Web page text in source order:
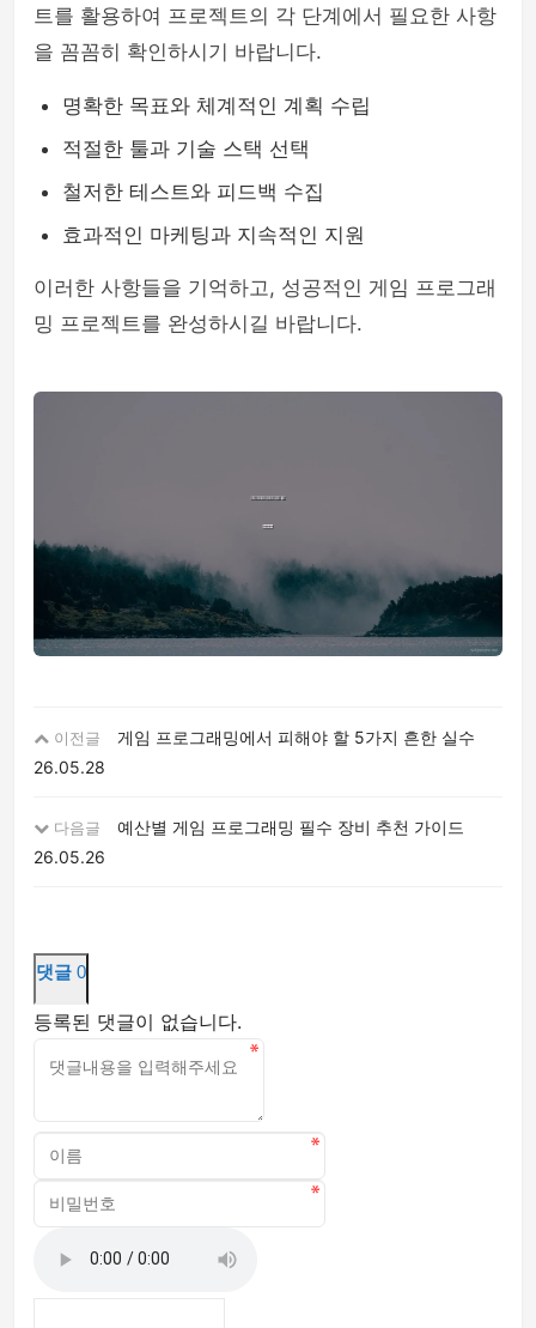
트를 활용하여 프로젝트의 각 단계에서 필요한 사항
을 꼼꼼히 확인하시기 바랍니다.
명확한 목표와 체계적인 계획 수립
적절한 툴과 기술 스택 선택
철저한 테스트와 피드백 수집
효과적인 마케팅과 지속적인 지원
이러한 사항들을 기억하고, 성공적인 게임 프로그래
밍 프로젝트를 완성하시길 바랍니다.
이전글
게임 프로그래밍에서 피해야 할 5가지 흔한 실수
26.05.28
다음글
예산별 게임 프로그래밍 필수 장비 추천 가이드
26.05.26
댓글 0
등록된 댓글이 없습니다.